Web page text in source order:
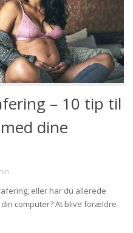
– 10 tip til
dine
eller har du allerede
computer? At blive forældre